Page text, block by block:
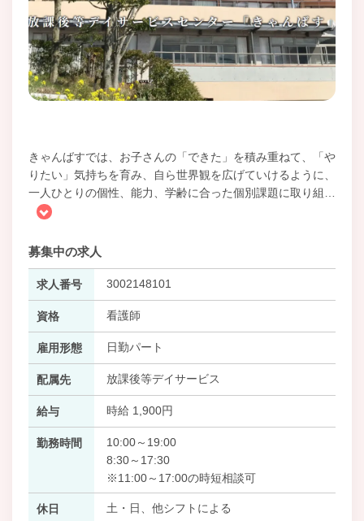
きゃんばすでは、お子さんの「できた」を積み重ねて、「や
りたい」気持ちを育み、自ら世界観を広げていけるように、
一人ひとりの個性、能力、学齢に合った個別課題に取り組
募集中の求人
求人番号 3002148101
資格 看護師
雇用形態 日勤パート
配属先 放課後等デイサービス
給与 時給 1,900円
勤務時間
10:00～19:00
8:30～17:30
※11:00～17:00の時短相談可
休日 土・日、他シフトによる